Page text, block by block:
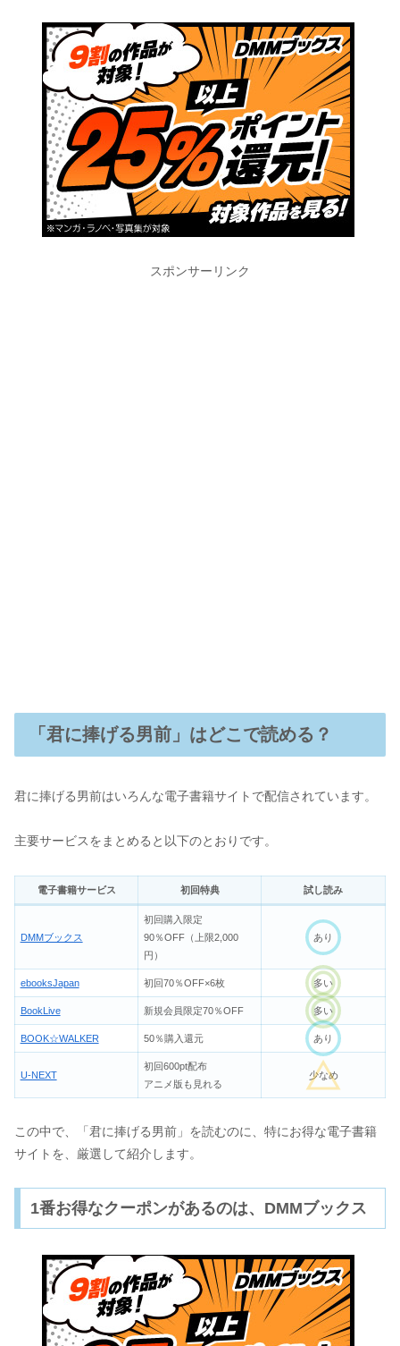
スポンサーリンク
「君に捧げる男前」はどこで読める？
君に捧げる男前はいろんな電子書籍サイトで配信されています。
主要サービスをまとめると以下のとおりです。
電子書籍サービス 初回特典 試し読み
DMMブックス
初回購入限定
90％OFF（上限2,000
円）
あり
ebooksJapan 初回70％OFF×6枚 多い
BookLive 新規会員限定70％OFF 多い
BOOK☆WALKER 50％購入還元 あり
U-NEXT
初回600pt配布
アニメ版も見れる
少なめ
この中で、「君に捧げる男前」を読むのに、特にお得な電子書籍
サイトを、厳選して紹介します。
1番お得なクーポンがあるのは、DMMブックス